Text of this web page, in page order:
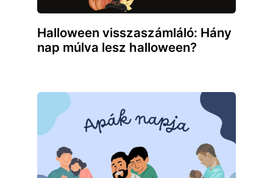
Halloween visszaszámláló: Hány
nap múlva lesz halloween?